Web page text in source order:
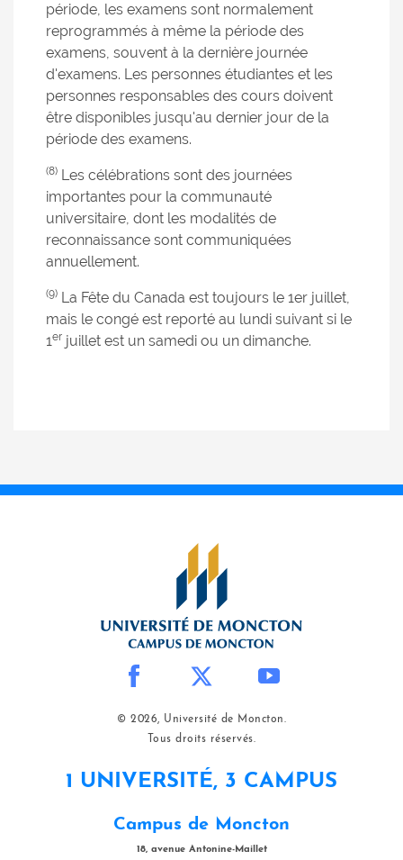
période, les examens sont normalement
reprogrammés à même la période des
examens, souvent à la dernière journée
d'examens. Les personnes étudiantes et les
personnes responsables des cours doivent
être disponibles jusqu'au dernier jour de la
période des examens.
(8) Les célébrations sont des journées
importantes pour la communauté
universitaire, dont les modalités de
reconnaissance sont communiquées
annuellement.
(9) La Fête du Canada est toujours le 1er juillet,
mais le congé est reporté au lundi suivant si le
1er juillet est un samedi ou un dimanche.
© 2026, Université de Moncton.
Tous droits réservés.
1 UNIVERSITÉ, 3 CAMPUS
Campus de Moncton
18, avenue Antonine-Maillet